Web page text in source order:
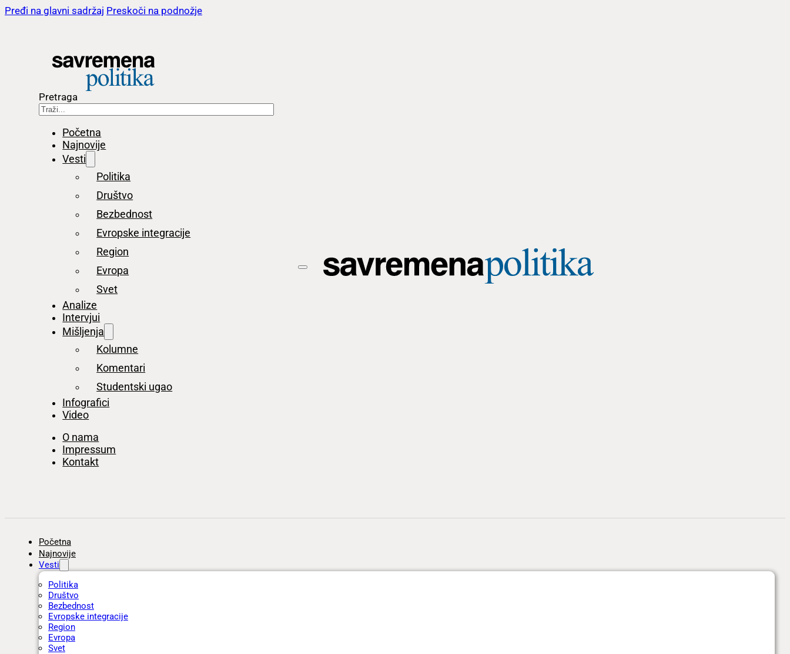
Pređi na glavni sadržaj Preskoči na podnožje
Pretraga
Početna
Najnovije
Vesti
Politika
Društvo
Bezbednost
Evropske integracije
Region
Evropa
Svet
Analize
Intervjui
Mišljenja
Kolumne
Komentari
Studentski ugao
Infografici
Video
O nama
Impressum
Kontakt
Početna
Najnovije
Vesti
Politika
Društvo
Bezbednost
Evropske integracije
Region
Evropa
Svet